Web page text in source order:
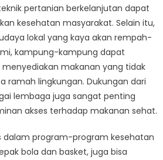
pertanian berkelanjutan dapat
kesehatan masyarakat. Selain itu,
lokal yang kaya akan rempah-
kampung-kampung dapat
makanan yang tidak
ramah lingkungan. Dukungan dari
lembaga juga sangat penting
akses terhadap makanan sehat.
dalam program-program kesehatan
bola dan basket, juga bisa